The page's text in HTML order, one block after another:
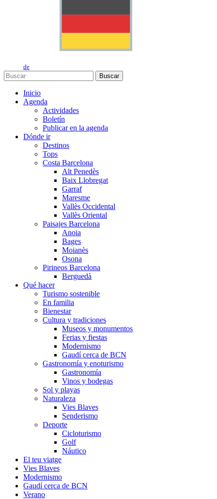
de
Buscar
Inicio
Agenda
Actividades
Boletín
Publicar en la agenda
Dónde ir
Destinos
Tops
Costa Barcelona
Alt Penedès
Baix Llobregat
Garraf
Maresme
Vallès Occidental
Vallès Oriental
Paisajes Barcelona
Anoia
Bages
Moianès
Osona
Pirineos Barcelona
Berguedà
Qué hacer
Turismo sostenible
En familia
Bienestar
Cultura y tradiciones
Museos y monumentos
Ferias y fiestas
Modernismo
Gaudí cerca de BCN
Gastronomía y enoturismo
Gastronomía
Vinos y bodegas
Sol y playas
Naturaleza
Vies Blaves
Senderismo
Deporte
Cicloturismo
Golf
Náutico
El teu viatge
Vies Blaves
Modernismo
Gaudí cerca de BCN
Verano